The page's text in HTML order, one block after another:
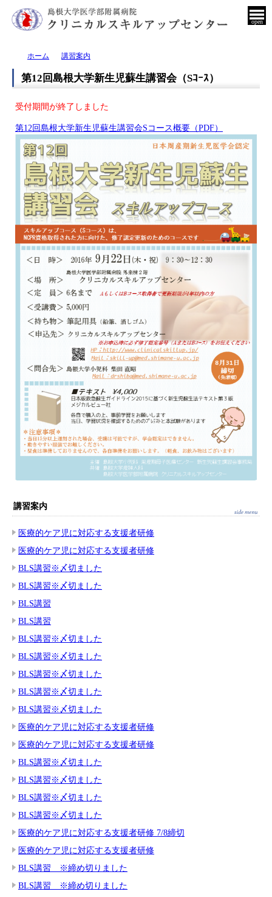
open
ホーム 講習案内
第12回島根大学新生児蘇生講習会（Sｺｰｽ）
受付期間が終了しました
第12回島根大学新生児蘇生講習会Sコース概要（PDF）
講習案内
医療的ケア児に対応する支援者研修
医療的ケア児に対応する支援者研修
BLS講習※〆切ました
BLS講習※〆切ました
BLS講習
BLS講習
BLS講習※〆切ました
BLS講習※〆切ました
BLS講習※〆切ました
BLS講習※〆切ました
BLS講習※〆切ました
医療的ケア児に対応する支援者研修
医療的ケア児に対応する支援者研修
BLS講習※〆切ました
BLS講習※〆切ました
BLS講習※〆切ました
BLS講習※〆切ました
医療的ケア児に対応する支援者研修 7/8締切
医療的ケア児に対応する支援者研修
BLS講習 ※締め切りました
BLS講習 ※締め切りました